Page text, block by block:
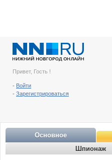
Привет, Гость !
- Войти
- Зарегистрироваться
Основное
Шпионаж